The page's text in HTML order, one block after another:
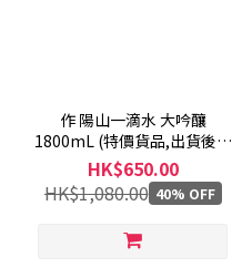
作 陽山一滴水 大吟釀
1800mL (特價貨品,出貨後恕
不退換)
HK$650.00
HK$1,080.00 40% OFF